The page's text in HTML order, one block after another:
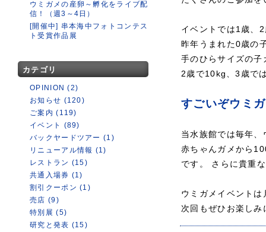
ウミガメの産卵～孵化をライブ配
信！（週3～4日）
[開催中] 串本海中フォトコンテス
ト受賞作品展
カテゴリ
OPINION (2)
お知らせ (120)
ご案内 (119)
イベント (89)
バックヤードツアー (1)
リニューアル情報 (1)
レストラン (15)
共通入場券 (1)
割引クーポン (1)
売店 (9)
特別展 (5)
研究と発表 (15)
イベントでは1歳、
昨年うまれた0歳の
手のひらサイズの
2歳で10kg、3歳で
すごいぞウミ
当水族館では毎年
赤ちゃんガメから
です。 さらに貴重
ウミガメイベント
次回もぜひお楽し